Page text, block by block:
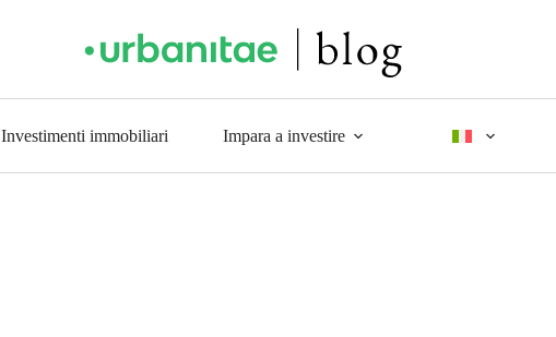
Investimenti immobiliari Impara a investire